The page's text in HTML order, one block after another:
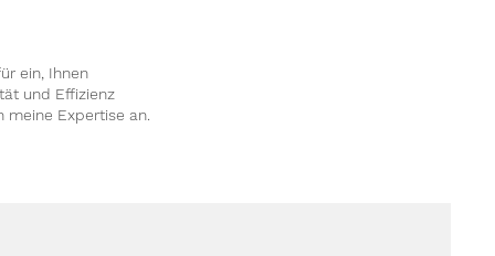
ein, Ihnen
und Effizienz
meine Expertise an.